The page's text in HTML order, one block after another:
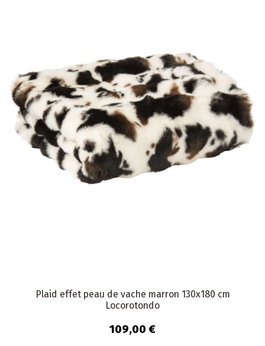
Plaid effet peau de vache marron 130x180 cm
Locorotondo
109,00 €